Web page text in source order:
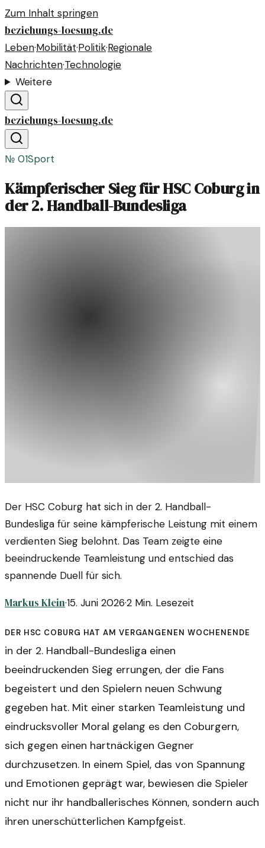
Zum Inhalt springen
beziehungs-loesung.de
Leben·Mobilität·Politik·Regionale
Nachrichten·Technologie
Weitere
beziehungs-loesung.de
№ 01Sport
Kämpferischer Sieg für HSC Coburg in
der 2. Handball-Bundesliga
Der HSC Coburg hat sich in der 2. Handball-
Bundesliga für seine kämpferische Leistung mit einem
verdienten Sieg belohnt. Das Team zeigte eine
beeindruckende Teamleistung und entschied das
spannende Duell für sich.
Markus Klein·15. Juni 2026·2 Min. Lesezeit
Der HSC Coburg hat am vergangenen Wochenende
in der 2. Handball-Bundesliga einen
beeindruckenden Sieg errungen, der die Fans
begeistert und den Spielern neuen Schwung
gegeben hat. Mit einer starken Teamleistung und
eindrucksvoller Moral gelang es den Coburgern,
sich gegen einen hartnäckigen Gegner
durchzusetzen. In einem Spiel, das von Spannung
und Emotionen geprägt war, bewiesen die Spieler
nicht nur ihr handballerisches Können, sondern auch
ihren unerschütterlichen Kampfgeist.